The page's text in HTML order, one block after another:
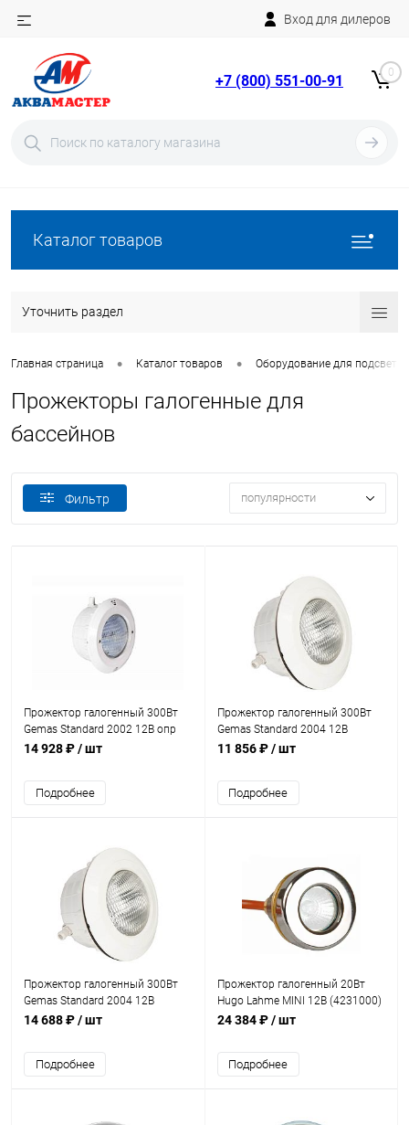
Вход для дилеров
+7 (800) 551-00-91 0
Каталог товаров
Уточнить раздел
Главная страница • Каталог товаров • Оборудование для
Прожекторы галогенные для
бассейнов
Фильтр популярности
Прожектор галогенный 300Вт
Gemas Standard 2002 12В опр
ABS+каб. 2,5м+ниша винты
14 928 ₽/ шт
Подробнее
Прожектор галогенный 300Вт
Gemas Standard 2004 12В
оправа ABS +каб. 2,5м+ниша
11 856 ₽/ шт
Подробнее
Прожектор галогенный 300Вт
Gemas Standard 2004 12В
оправа ABS +каб. 2,5м+ниша
14 688 ₽/ шт
Подробнее
Прожектор галогенный 20Вт
Hugo Lahme MINI 12В (4231000)
24 384 ₽/ шт
Подробнее